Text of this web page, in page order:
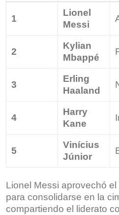
1
Lionel
Messi
2
Kylian
Mbappé
3
Erling
Haaland
4
Harry
Kane
5
Vinícius
Júnior
Lionel Messi aprovechó
para consolidarse en la
compartiendo el liderato